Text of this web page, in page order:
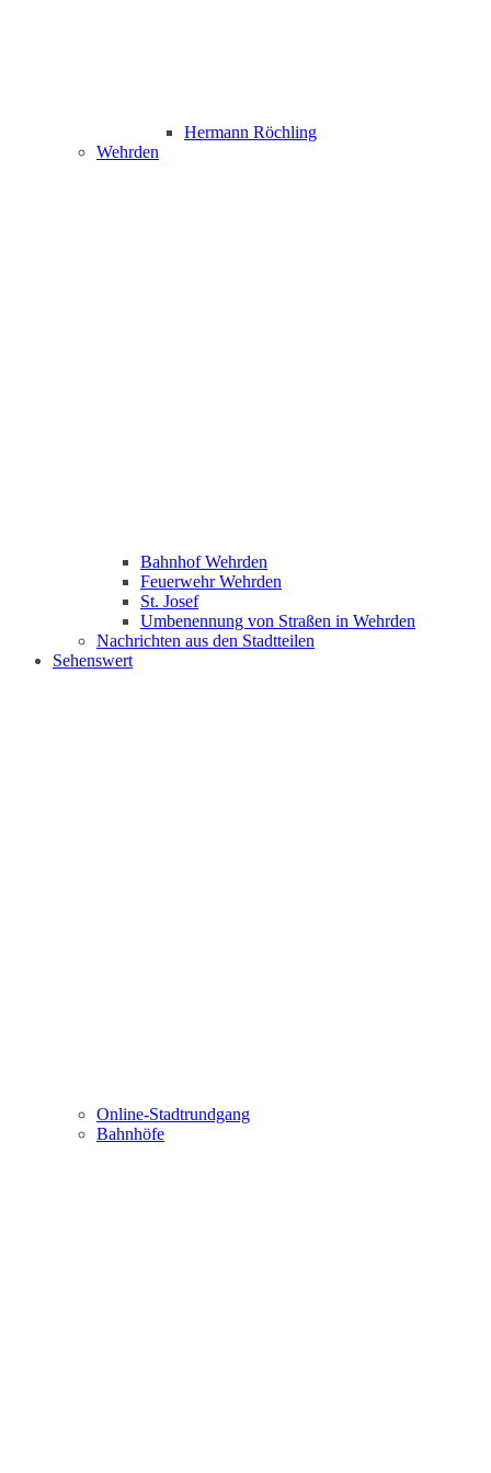
Hermann Röchling
Wehrden
Bahnhof Wehrden
Feuerwehr Wehrden
St. Josef
Umbenennung von Straßen in Wehrden
Nachrichten aus den Stadtteilen
Sehenswert
Online-Stadtrundgang
Bahnhöfe